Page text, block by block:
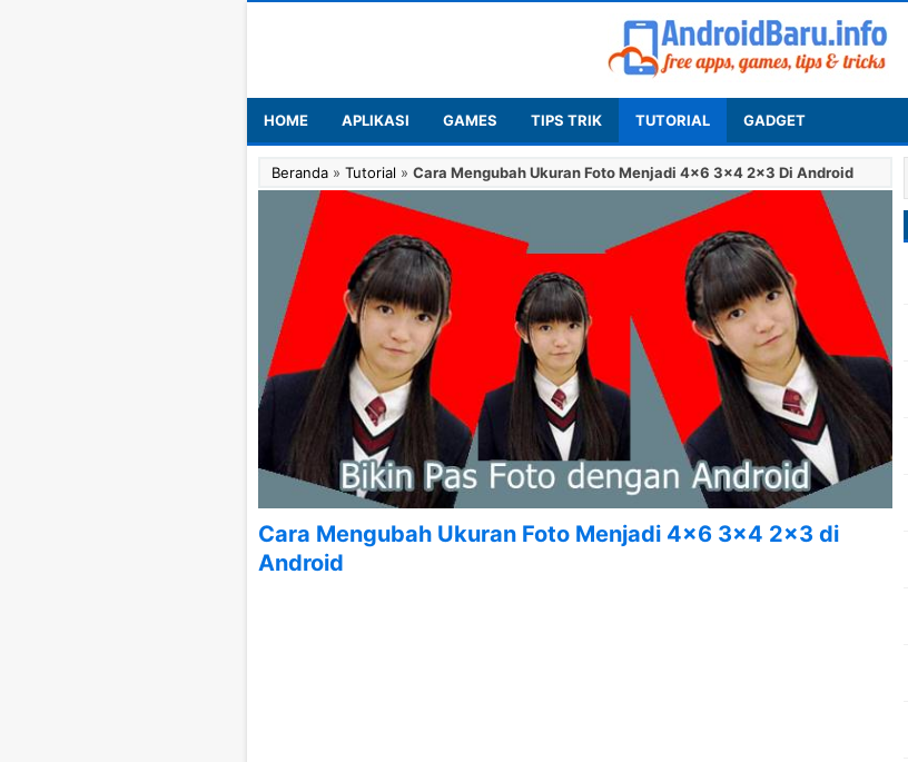
HOME APLIKASI GAMES TIPS TRIK TUTORIAL GADGET
Beranda » Tutorial » Cara Mengubah Ukuran Foto Menjadi 4×6 3×4 2×3 Di Android
Cara Mengubah Ukuran Foto Menjadi 4×6 3×4 2×3 di
Android